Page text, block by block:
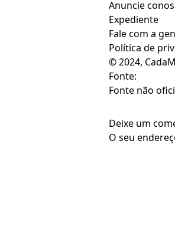
Anuncie
Expediente
Fale com a
Política de
© 2024,
Fonte:
Fonte não
Deixe um
O seu